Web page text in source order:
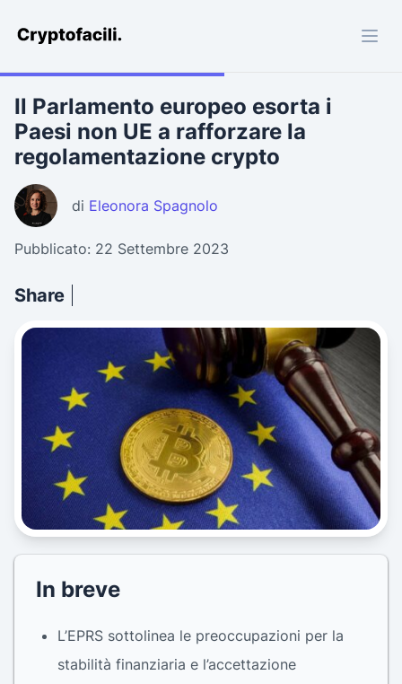
Cryptofacili.com
Il Parlamento europeo esorta i
Paesi non UE a rafforzare la
regolamentazione crypto
di Eleonora Spagnolo
Pubblicato: 22 Settembre 2023
Share
In breve
L’EPRS sottolinea le preoccupazioni per la
stabilità finanziaria e l’accettazione